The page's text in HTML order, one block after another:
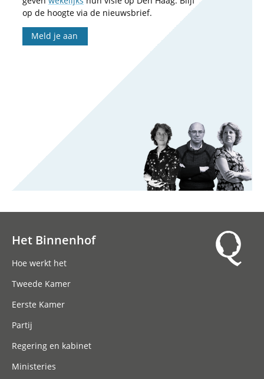
op de hoogte via de nieuwsbrief.
Meld je aan
Het Binnenhof
Hoe werkt het
Tweede Kamer
Eerste Kamer
Partij
Regering en kabinet
Ministeries